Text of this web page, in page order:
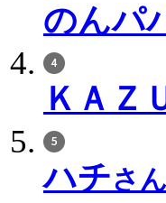
のんパ
ＫＡＺ
ハチさん